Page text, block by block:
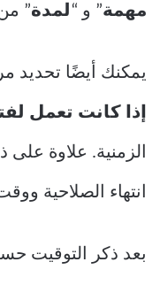
مهمة” و “ لمدة”
يمكنك أيضًا تحديد
إذا كانت تعمل
الزمنية. علاوة على
انتهاء الصلاحية
بعد ذكر التوقيت